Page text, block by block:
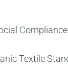
Textile